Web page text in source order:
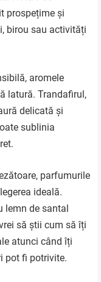
prospețime și
birou sau activități
aromele
latură. Trandafirul,
delicată și
sublinia
parfumurile
ideală.
lemn de santal
să știi cum să îți
atunci când îți
pot fi potrivite.